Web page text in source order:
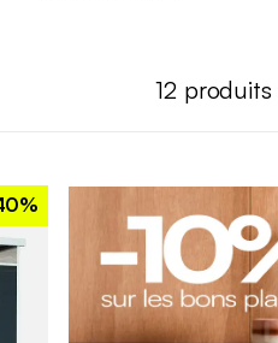
12 produits